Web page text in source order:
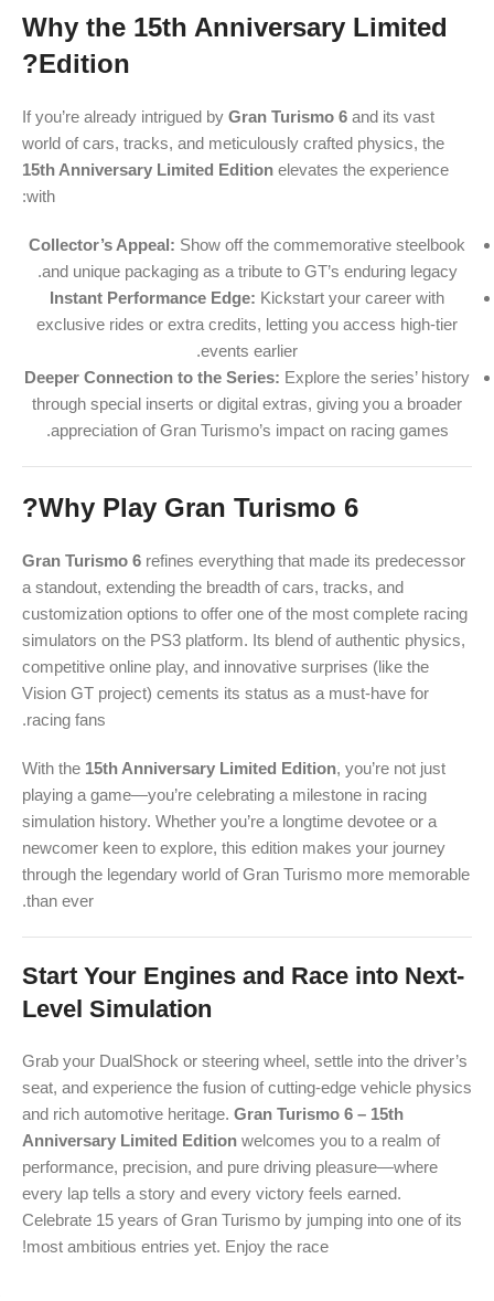
Why the 15th Anniversary Limited
Edition?
If you’re already intrigued by Gran Turismo 6 and its vast
world of cars, tracks, and meticulously crafted physics, the
15th Anniversary Limited Edition elevates the experience
with:
Collector’s Appeal: Show off the commemorative steelbook
and unique packaging as a tribute to GT’s enduring legacy.
Instant Performance Edge: Kickstart your career with
exclusive rides or extra credits, letting you access high-tier
events earlier.
Deeper Connection to the Series: Explore the series’ history
through special inserts or digital extras, giving you a broader
appreciation of Gran Turismo’s impact on racing games.
Why Play Gran Turismo 6?
Gran Turismo 6 refines everything that made its predecessor
a standout, extending the breadth of cars, tracks, and
customization options to offer one of the most complete racing
simulators on the PS3 platform. Its blend of authentic physics,
competitive online play, and innovative surprises (like the
Vision GT project) cements its status as a must-have for
racing fans.
With the 15th Anniversary Limited Edition, you’re not just
playing a game—you’re celebrating a milestone in racing
simulation history. Whether you’re a longtime devotee or a
newcomer keen to explore, this edition makes your journey
through the legendary world of Gran Turismo more memorable
than ever.
Start Your Engines and Race into Next-
Level Simulation
Grab your DualShock or steering wheel, settle into the driver’s
seat, and experience the fusion of cutting-edge vehicle physics
and rich automotive heritage. Gran Turismo 6 – 15th
Anniversary Limited Edition welcomes you to a realm of
performance, precision, and pure driving pleasure—where
every lap tells a story and every victory feels earned.
Celebrate 15 years of Gran Turismo by jumping into one of its
most ambitious entries yet. Enjoy the race!